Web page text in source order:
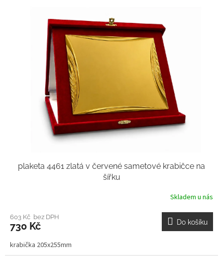
plaketa 4461 zlatá v červené sametové krabičce na
šířku
Skladem u nás
603 Kč bez DPH
730 Kč Do košíku
krabička 205x255mm